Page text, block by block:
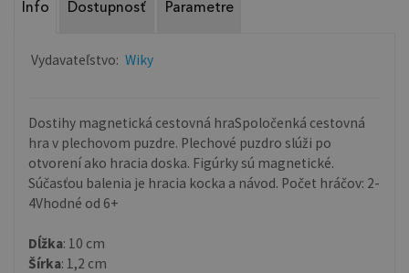
Info Dostupnosť Parametre
Vydavateľstvo: Wiky
Dostihy magnetická cestovná hraSpoločenká cestovná
hra v plechovom puzdre. Plechové puzdro slúži po
otvorení ako hracia doska. Figúrky sú magnetické.
Súčasťou balenia je hracia kocka a návod. Počet hráčov: 2-
4Vhodné od 6+
Dĺžka: 10 cm
Šírka: 1,2 cm